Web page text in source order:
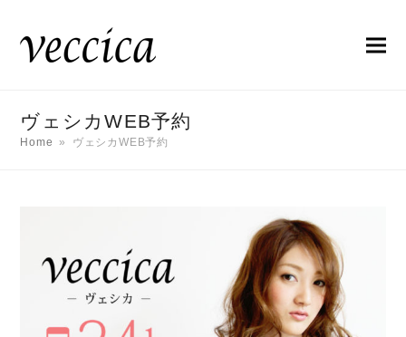
ヴェシカWEB予約
Home » ヴェシカWEB予約